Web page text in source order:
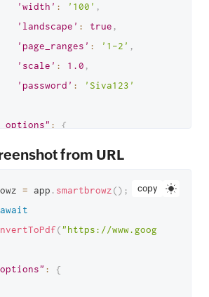
'width' : '100' ,
'landscape' : true ,
'page_ranges' : '1-2' ,
'scale' : 1.0 ,
'password' :
'Siva123'
:
{
from URL
copy
= app . smartbrowz() ;
await
("https://www.google.com"
: {